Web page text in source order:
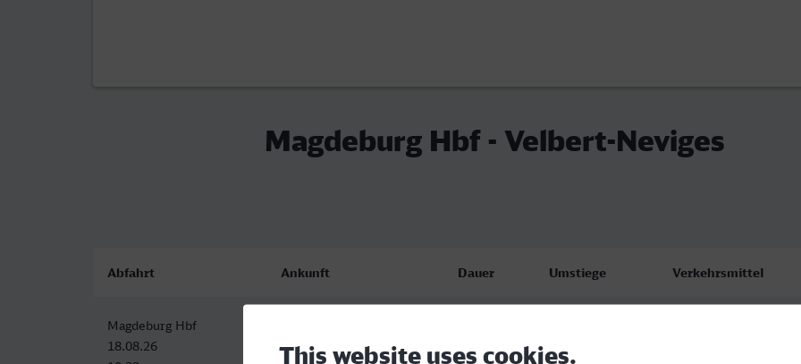
Magdeburg Hbf - Velbert-Neviges
Abfahrt Ankunft Dauer Umstiege Verkehrsmittel
Magdeburg Hbf
18.08.26
18.08.26